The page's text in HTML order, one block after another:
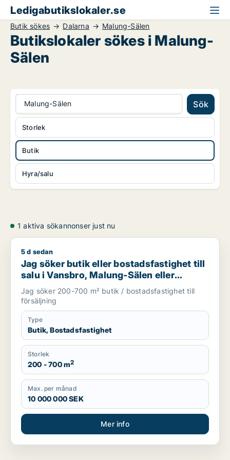
Ledigabutikslokaler.se
Butik sökes Dalarna Malung-Sälen
Butikslokaler sökes i Malung-
Sälen
Malung-Sälen Sök
Butik
Hyra/salu
Storlek
1 aktiva sökannonser just nu
Jag söker butik eller bostadsfastighet till salu i Vansbro,
5 d sedan
Jag söker butik eller bostadsfastighet till
salu i Vansbro, Malung-Sälen eller
Gagnef m.fl.
Jag söker 200-700 m² butik / bostadsfastighet till
försäljning
Type
Butik, Bostadsfastighet
Storlek
200 - 700 m2
Max. per månad
10 000 000 SEK
Mer info